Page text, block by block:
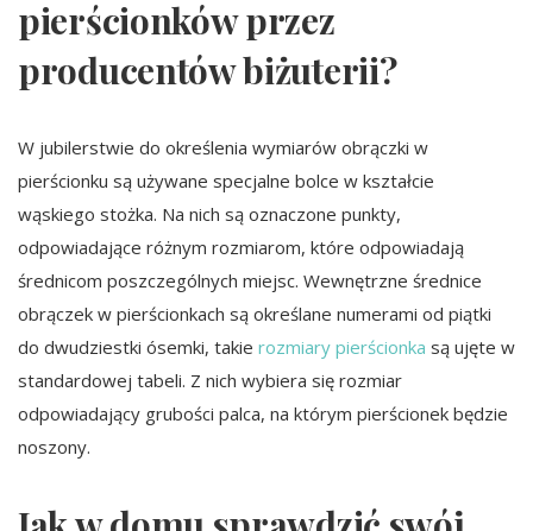
pierścionków przez
producentów biżuterii?
W jubilerstwie do określenia wymiarów obrączki w
pierścionku są używane specjalne bolce w kształcie
wąskiego stożka. Na nich są oznaczone punkty,
odpowiadające różnym rozmiarom, które odpowiadają
średnicom poszczególnych miejsc. Wewnętrzne średnice
obrączek w pierścionkach są określane numerami od piątki
do dwudziestki ósemki, takie rozmiary pierścionka są ujęte w
standardowej tabeli. Z nich wybiera się rozmiar
odpowiadający grubości palca, na którym pierścionek będzie
noszony.